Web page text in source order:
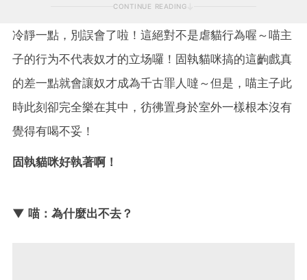
CONTINUE READING
冷靜一點，別誤會了啦！這絕對不是虐貓行為喔～喵主
子的行为不代表奴才的立场囉！固執貓咪搞的這齣戲真
的差一點就會讓奴才成為千古罪人噠～但是，喵主子此
時此刻卻完全樂在其中，彷彿置身於室外一樣根本沒有
覺得有喝不妥！
固執貓咪好執著啊！
▼ 喵：為什麼出不去？